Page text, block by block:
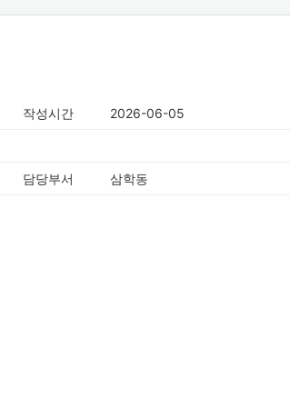
작성시간 2026-06-05
담당부서 삼학동